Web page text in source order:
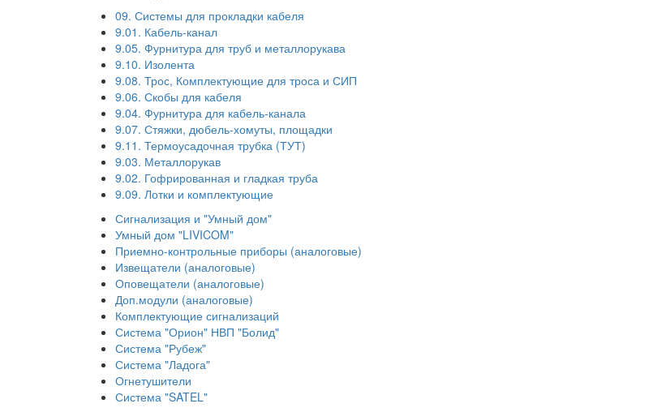
09. Системы для прокладки кабеля
9.01. Кабель-канал
9.05. Фурнитура для труб и металлорукава
9.10. Изолента
9.08. Трос, Комплектующие для троса и СИП
9.06. Скобы для кабеля
9.04. Фурнитура для кабель-канала
9.07. Стяжки, дюбель-хомуты, площадки
9.11. Термоусадочная трубка (ТУТ)
9.03. Металлорукав
9.02. Гофрированная и гладкая труба
9.09. Лотки и комплектующие
Сигнализация и "Умный дом"
Умный дом "LIVICOM"
Приемно-контрольные приборы (аналоговые)
Извещатели (аналоговые)
Оповещатели (аналоговые)
Доп.модули (аналоговые)
Комплектующие сигнализаций
Система "Орион" НВП "Болид"
Система "Рубеж"
Система "Ладога"
Огнетушители
Система "SATEL"